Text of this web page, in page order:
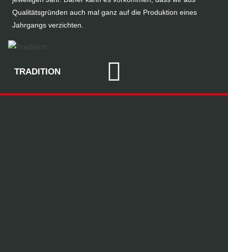
Qualitätsgründen auch mal ganz auf die Produktion eines
Jahrgangs verzichten.
TRADITION